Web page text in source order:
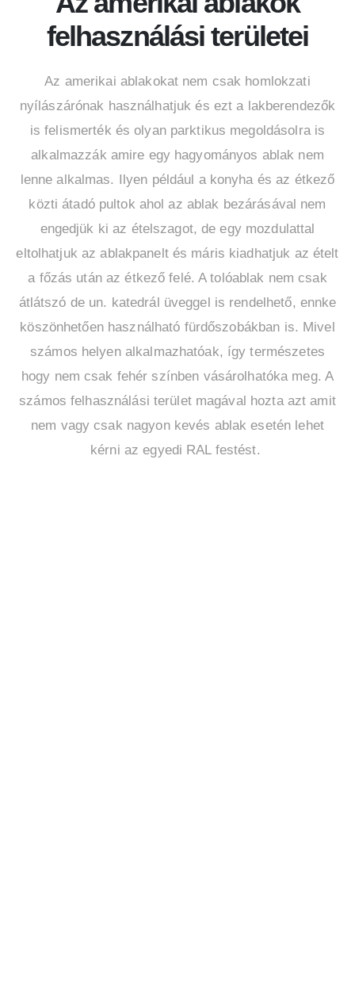
felhasználási területei
Az amerikai ablakokat nem csak homlokzati
nyílászárónak használhatjuk és ezt a lakberendezők
is felismerték és olyan parktikus megoldásolra is
alkalmazzák amire egy hagyományos ablak nem
lenne alkalmas. Ilyen például a konyha és az étkező
közti átadó pultok ahol az ablak bezárásával nem
engedjük ki az ételszagot, de egy mozdulattal
eltolhatjuk az ablakpanelt és máris kiadhatjuk az ételt
a főzás után az étkező felé. A tolóablak nem csak
átlátszó de un. katedrál üveggel is rendelhető, ennke
köszönhetően használható fürdőszobákban is. Mivel
számos helyen alkalmazhatóak, így természetes
hogy nem csak fehér színben vásárolhatóka meg. A
számos felhasználási terület magával hozta azt amit
nem vagy csak nagyon kevés ablak esetén lehet
kérni az egyedi RAL festést.